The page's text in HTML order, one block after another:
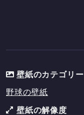
壁紙のカテゴリー
野球の壁紙
壁紙の解像度